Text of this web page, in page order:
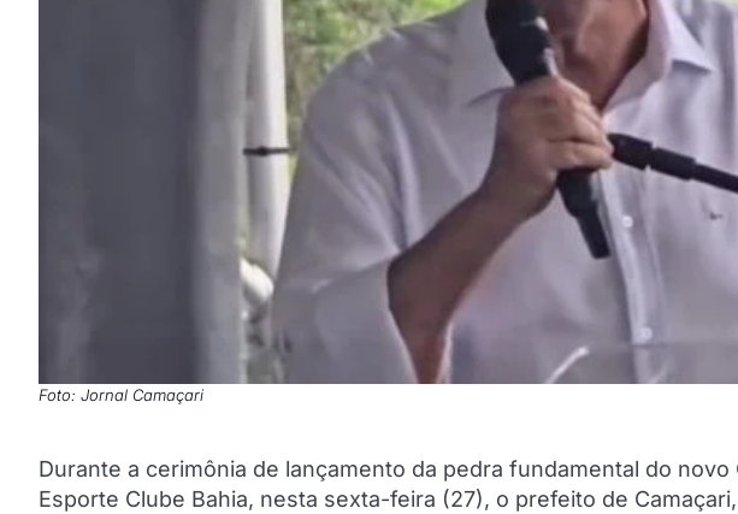
Foto: Jornal Camaçari
Durante a cerimônia de lançamento da pedra fundamental do
Esporte Clube Bahia, nesta sexta-feira (27), o prefeito de